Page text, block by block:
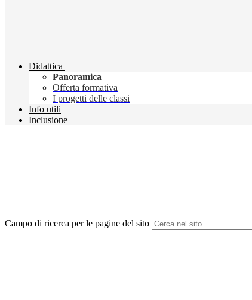
Didattica
Panoramica
Offerta formativa
I progetti delle classi
Info utili
Inclusione
Campo di ricerca per le pagine del sito